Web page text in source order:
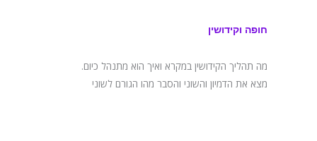
חופה וקידושין
מה תהליך הקידושין במקרא ואיך הוא מתנהל כיום.
מצא את הדמיון והשוני והסבר מהו הגורם לשוני